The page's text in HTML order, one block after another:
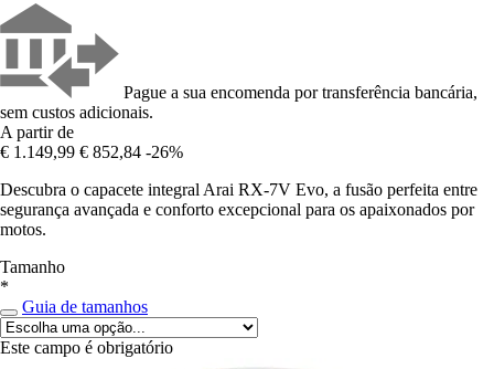
Pague a sua encomenda por transferência bancária,
sem custos adicionais.
A partir de
€ 1.149,99 € 852,84 -26%
Descubra o capacete integral Arai RX-7V Evo, a fusão perfeita entre
segurança avançada e conforto excepcional para os apaixonados por
motos.
Tamanho
*
Guia de tamanhos
Este campo é obrigatório